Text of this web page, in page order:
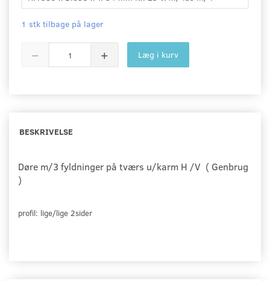
1 stk tilbage på lager
Læg i kurv
BESKRIVELSE
Døre m/3 fyldninger på tværs u/karm H /V ( Genbrug
)
profil: lige/lige 2sider